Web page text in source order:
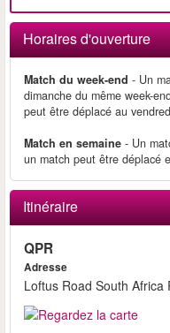
Horaires d'ouverture
Match du week-end - Un
dimanche du même week-
peut être déplacé au
Match en semaine - Un
un match peut être déplacé
Itinéraire
QPR
Adresse
Loftus Road South Africa